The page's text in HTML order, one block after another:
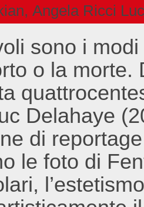
Angela Ricci
sono i
o la morte.
Delahaye
di
le foto di